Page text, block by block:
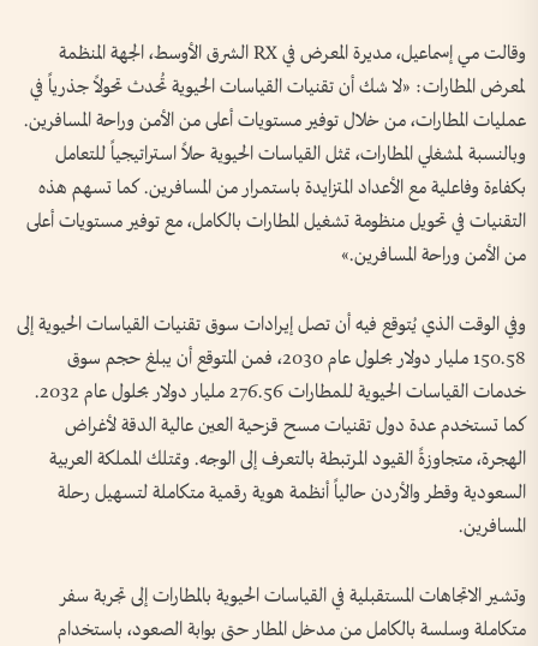
وقالت مي إسماعيل، مديرة المعرض في RX الشرق الأوسط، الجهة المنظمة
لمعرض المطارات: «لا شك أن تقنيات القياسات الحيوية تُحدث تحولاً جذرياً في
عمليات المطارات، من خلال توفير مستويات أعلى من الأمن وراحة المسافرين.
وبالنسبة لمشغلي المطارات، تمثل القياسات الحيوية حلاً استراتيجياً للتعامل
بكفاءة وفاعلية مع الأعداد المتزايدة باستمرار من المسافرين. كما تسهم هذه
التقنيات في تحويل منظومة تشغيل المطارات بالكامل، مع توفير مستويات أعلى
من الأمن وراحة المسافرين.»
وفي الوقت الذي يُتوقع فيه أن تصل إيرادات سوق تقنيات القياسات الحيوية إلى
150.58 مليار دولار بحلول عام 2030، فمن المتوقع أن يبلغ حجم سوق
خدمات القياسات الحيوية للمطارات 276.56 مليار دولار بحلول عام 2032.
كما تستخدم عدة دول تقنيات مسح قزحية العين عالية الدقة لأغراض
الهجرة، متجاوزةً القيود المرتبطة بالتعرف إلى الوجه. وتمتلك المملكة العربية
السعودية وقطر والأردن حالياً أنظمة هوية رقمية متكاملة لتسهيل رحلة
المسافرين.
وتشير الاتجاهات المستقبلية في القياسات الحيوية بالمطارات إلى تجربة سفر
متكاملة وسلسة بالكامل من مدخل المطار حتى بوابة الصعود، باستخدام